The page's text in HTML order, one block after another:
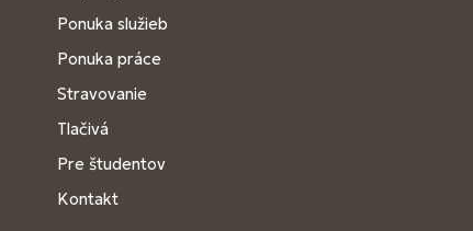
Ponuka služieb
Ponuka práce
Stravovanie
Tlačivá
Pre študentov
Kontakt